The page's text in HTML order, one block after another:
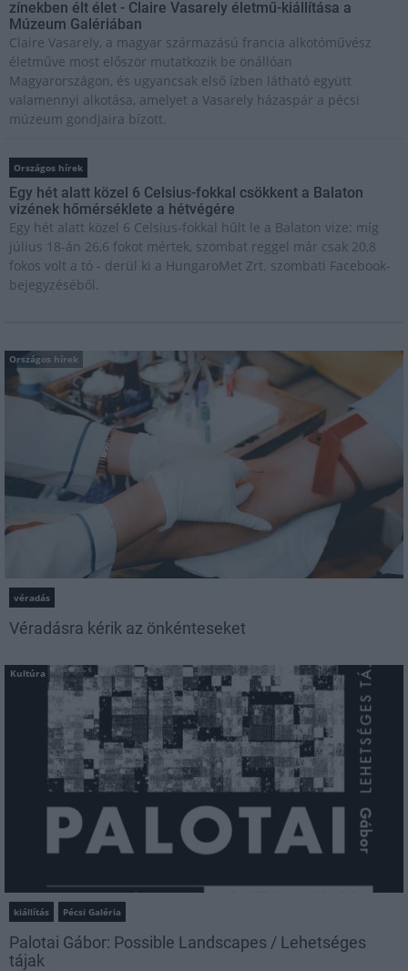
zínekben élt élet - Claire Vasarely életmű-kiállítása a
Múzeum Galériában
Claire Vasarely, a magyar származású francia alkotóművész
életműve most először mutatkozik be önállóan
Magyarországon, és ugyancsak első ízben látható együtt
valamennyi alkotása, amelyet a Vasarely házaspár a pécsi
múzeum gondjaira bízott.
Országos hírek
Egy hét alatt közel 6 Celsius-fokkal csökkent a Balaton
vizének hőmérséklete a hétvégére
Egy hét alatt közel 6 Celsius-fokkal hűlt le a Balaton vize: míg
július 18-án 26,6 fokot mértek, szombat reggel már csak 20,8
fokos volt a tó - derül ki a HungaroMet Zrt. szombati Facebook-
bejegyzéséből.
Országos hírek
véradás
Véradásra kérik az önkénteseket
Kultúra
kiállítás Pécsi Galéria
Palotai Gábor: Possible Landscapes / Lehetséges
tájak